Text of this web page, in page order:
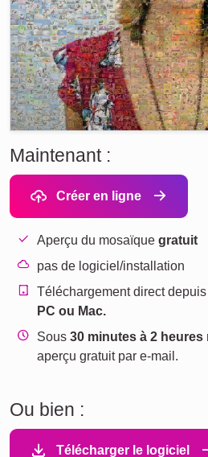
Maintenant :
Créer en ligne
Aperçu du mosaïquegratuit
pas de logiciel/installation
Téléchargement direct
PC ou Mac.
Sous30 minutes à 2 heures
aperçu gratuit par e-mail.
Ou bien :
Télécharger le logiciel